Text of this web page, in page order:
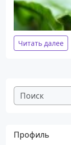
Читать далее
Профиль